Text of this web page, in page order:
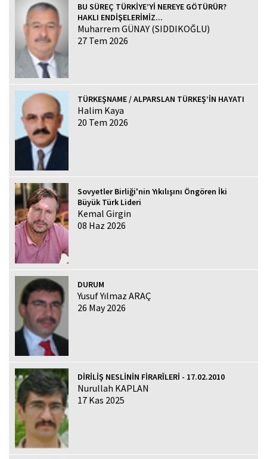
BU SÜREÇ TÜRKİYE’Yİ NEREYE GÖTÜRÜR?
HAKLI ENDİŞELERİMİZ...
Muharrem GÜNAY (SIDDIKOĞLU)
27 Tem 2026
TÜRKEŞNAME / ALPARSLAN TÜRKEŞ’İN HAYATI
Halim Kaya
20 Tem 2026
Sovyetler Birliği'nin Yıkılışını Öngören İki
Büyük Türk Lideri
Kemal Girgin
08 Haz 2026
DURUM
Yusuf Yılmaz ARAÇ
26 May 2026
DİRİLİŞ NESLİNİN FİRARÎLERİ - 17.02.2010
Nurullah KAPLAN
17 Kas 2025